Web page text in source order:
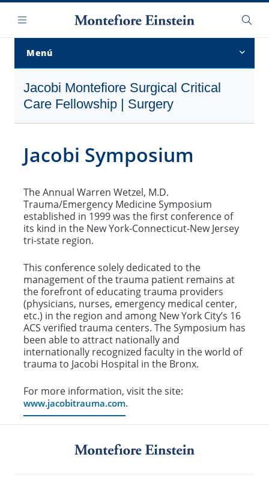
contenido
principal
Navegación
Menú
Menú
Descripción general
Training and Curriculum
Jacobi Trauma Symposium
Graduate Careers
Jacobi Montefiore Surgical Critical
Care Fellowship | Surgery
Jacobi Symposium
The Annual Warren Wetzel, M.D.
Trauma/Emergency Medicine Symposium
established in 1999 was the first conference of
its kind in the New York-Connecticut-New Jersey
tri-state region.
This conference solely dedicated to the
management of the trauma patient remains at
the forefront of educating trauma providers
(physicians, nurses, emergency medical center,
etc.) in the region and among New York City’s 16
ACS verified trauma centers. The Symposium has
been able to attract nationally and
internationally recognized faculty in the world of
trauma to Jacobi Hospital in the Bronx.
For more information, visit the site:
www.jacobitrauma.com.